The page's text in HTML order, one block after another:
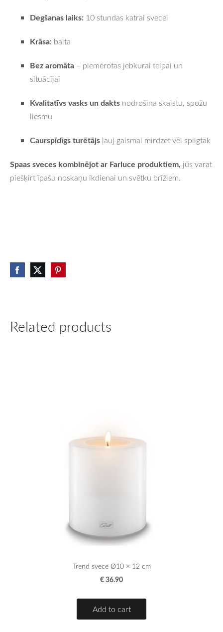
Degšanas laiks: 10 stundas katrai svecei
Krāsa: balta
Bez aromāta – piemērotas jebkurai telpai un
situācijai
Kvalitatīvs vasks un dakts nodrošina skaistu, spožu
liesmu
Caurspīdīgs turētājs ļauj gaismai mirdzēt vēl spilgtāk
Spaas sveces kombinējot ar Farluce produktiem, jūs varat
piešķirt īpašu noskaņu ikdienai un svētku brīžiem.
Related products
Trend svece Ø10 × 12 cm
€ 36.90
Add to cart